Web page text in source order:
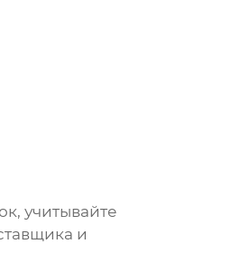
учитывайте
и